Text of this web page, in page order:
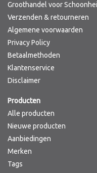
Groothandel voor
Verzenden & retourneren
Algemene voorwaarden
Privacy Policy
Betaalmethoden
Klantenservice
Disclaimer
Producten
Alle producten
Nieuwe producten
Aanbiedingen
Merken
Tags